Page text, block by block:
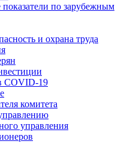
показатели по зарубежным
и охрана труда
COVID‑19
комитета
управления